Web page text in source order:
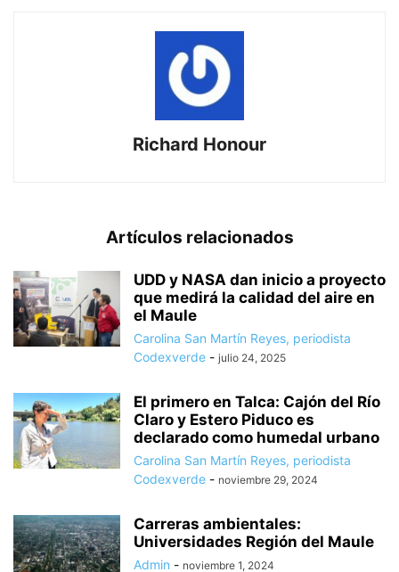
Richard Honour
Artículos relacionados
UDD y NASA dan inicio a proyecto
que medirá la calidad del aire en
el Maule
Carolina San Martín Reyes, periodista
Codexverde - julio 24, 2025
El primero en Talca: Cajón del Río
Claro y Estero Piduco es
declarado como humedal urbano
Carolina San Martín Reyes, periodista
Codexverde - noviembre 29, 2024
Carreras ambientales:
Universidades Región del Maule
Admin - noviembre 1, 2024